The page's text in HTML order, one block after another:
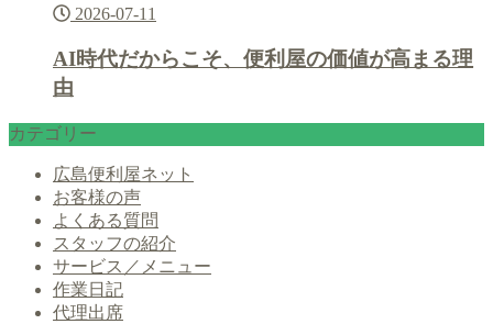
2026-07-11
AI時代だからこそ、便利屋の価値が高まる理
由
カテゴリー
広島便利屋ネット
お客様の声
よくある質問
スタッフの紹介
サービス／メニュー
作業日記
代理出席